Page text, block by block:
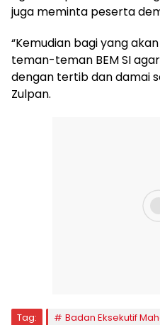
juga meminta peserta
“Kemudian bagi yang
teman-teman BEM SI
dengan tertib dan damai
Zulpan.
Tag:
Badan Eksekutif